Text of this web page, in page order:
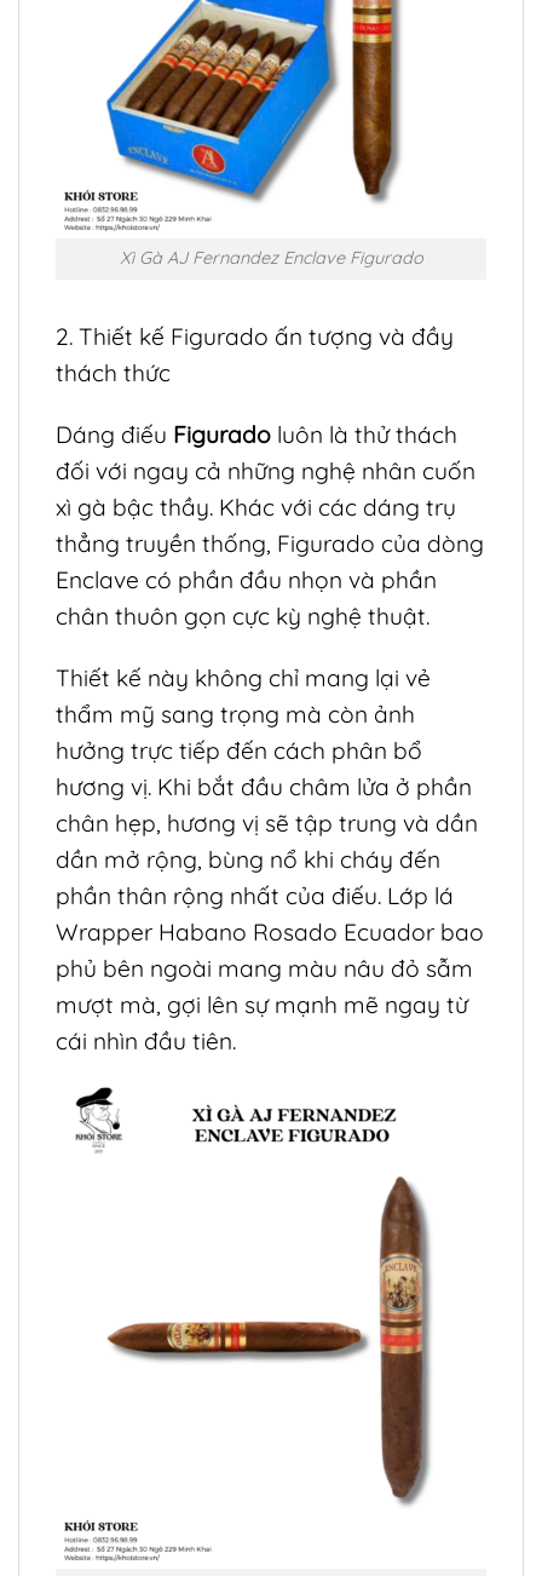
Xì Gà AJ Fernandez Enclave Figurado
2. Thiết kế Figurado ấn tượng và đầy
thách thức
Dáng điếu Figurado luôn là thử thách
đối với ngay cả những nghệ nhân cuốn
xì gà bậc thầy. Khác với các dáng trụ
thẳng truyền thống, Figurado của dòng
Enclave có phần đầu nhọn và phần
chân thuôn gọn cực kỳ nghệ thuật.
Thiết kế này không chỉ mang lại vẻ
thẩm mỹ sang trọng mà còn ảnh
hưởng trực tiếp đến cách phân bổ
hương vị. Khi bắt đầu châm lửa ở phần
chân hẹp, hương vị sẽ tập trung và dần
dần mở rộng, bùng nổ khi cháy đến
phần thân rộng nhất của điếu. Lớp lá
Wrapper Habano Rosado Ecuador bao
phủ bên ngoài mang màu nâu đỏ sẫm
mượt mà, gợi lên sự mạnh mẽ ngay từ
cái nhìn đầu tiên.